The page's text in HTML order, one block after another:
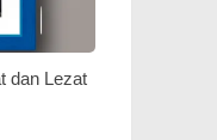
dan Lezat